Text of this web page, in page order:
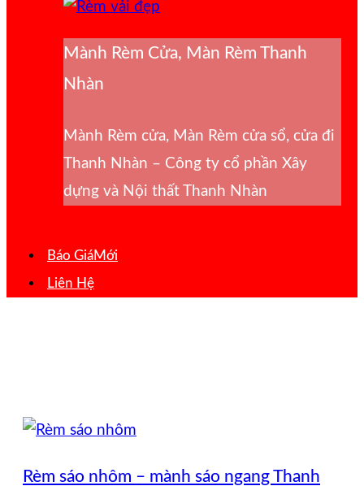
Mành Rèm Cửa, Màn Rèm Thanh
Nhàn
Mành Rèm cửa, Màn Rèm cửa sổ, cửa đi
Thanh Nhàn – Công ty cổ phần Xây
dựng và Nội thất Thanh Nhàn
Báo Giá
Liên Hệ
Rèm sáo nhôm – mành sáo ngang Thanh